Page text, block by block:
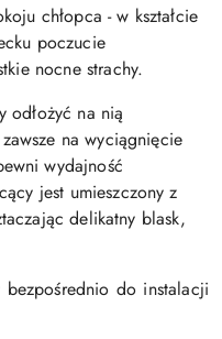
chłopca - w kształcie
poczucie
nocne strachy.
odłożyć na nią
na wyciągnięcie
wydajność
jest umieszczony z
delikatny blask,
do instalacji